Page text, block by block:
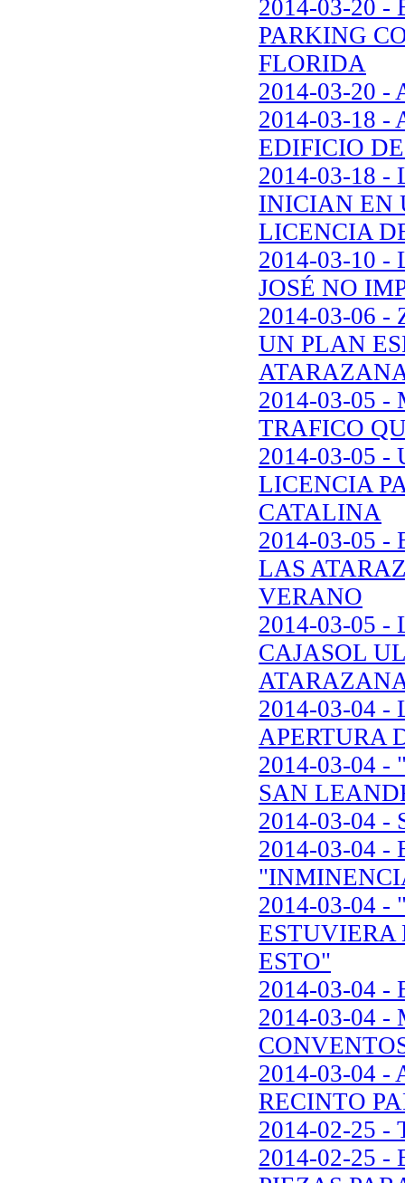
2014-03-20
PARKING
FLORIDA
2014-03-20 -
2014-03-18 -
EDIFICIO
2014-03-18 -
INICIAN EN
LICENCIA
2014-03-10 -
JOSÉ NO
2014-03-06 -
UN PLAN
2014-03-05 -
TRAFICO
2014-03-05 -
LICENCIA
CATALINA
2014-03-05 -
LAS
VERANO
2014-03-05
CAJASOL
2014-03-04 -
APERTURA
2014-03-04
SAN
2014-03-04 -
2014-03-04 -
2014-03-04 -
ESTO"
2014-03-04 -
2014-03-04 -
2014-03-04 -
RECINTO
2014-02-25 -
2014-02-25 -